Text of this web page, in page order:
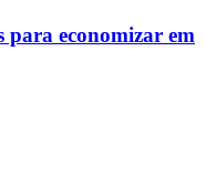
economizar em